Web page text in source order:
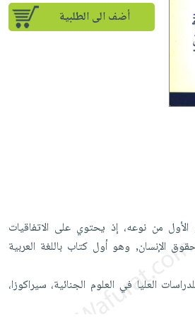
أضف الى الطلبية
من نوعه، إذ يحتوي على الاتفاقيات
الإنسان, وهو أول كتاب باللغة العربية
العليا في العلوم الجنائية، سيراكوزا،